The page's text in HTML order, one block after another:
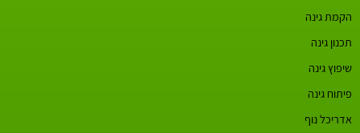
הקמת גינה
תכנון גינה
שיפוץ גינה
פיתוח גינה
אדריכל נוף